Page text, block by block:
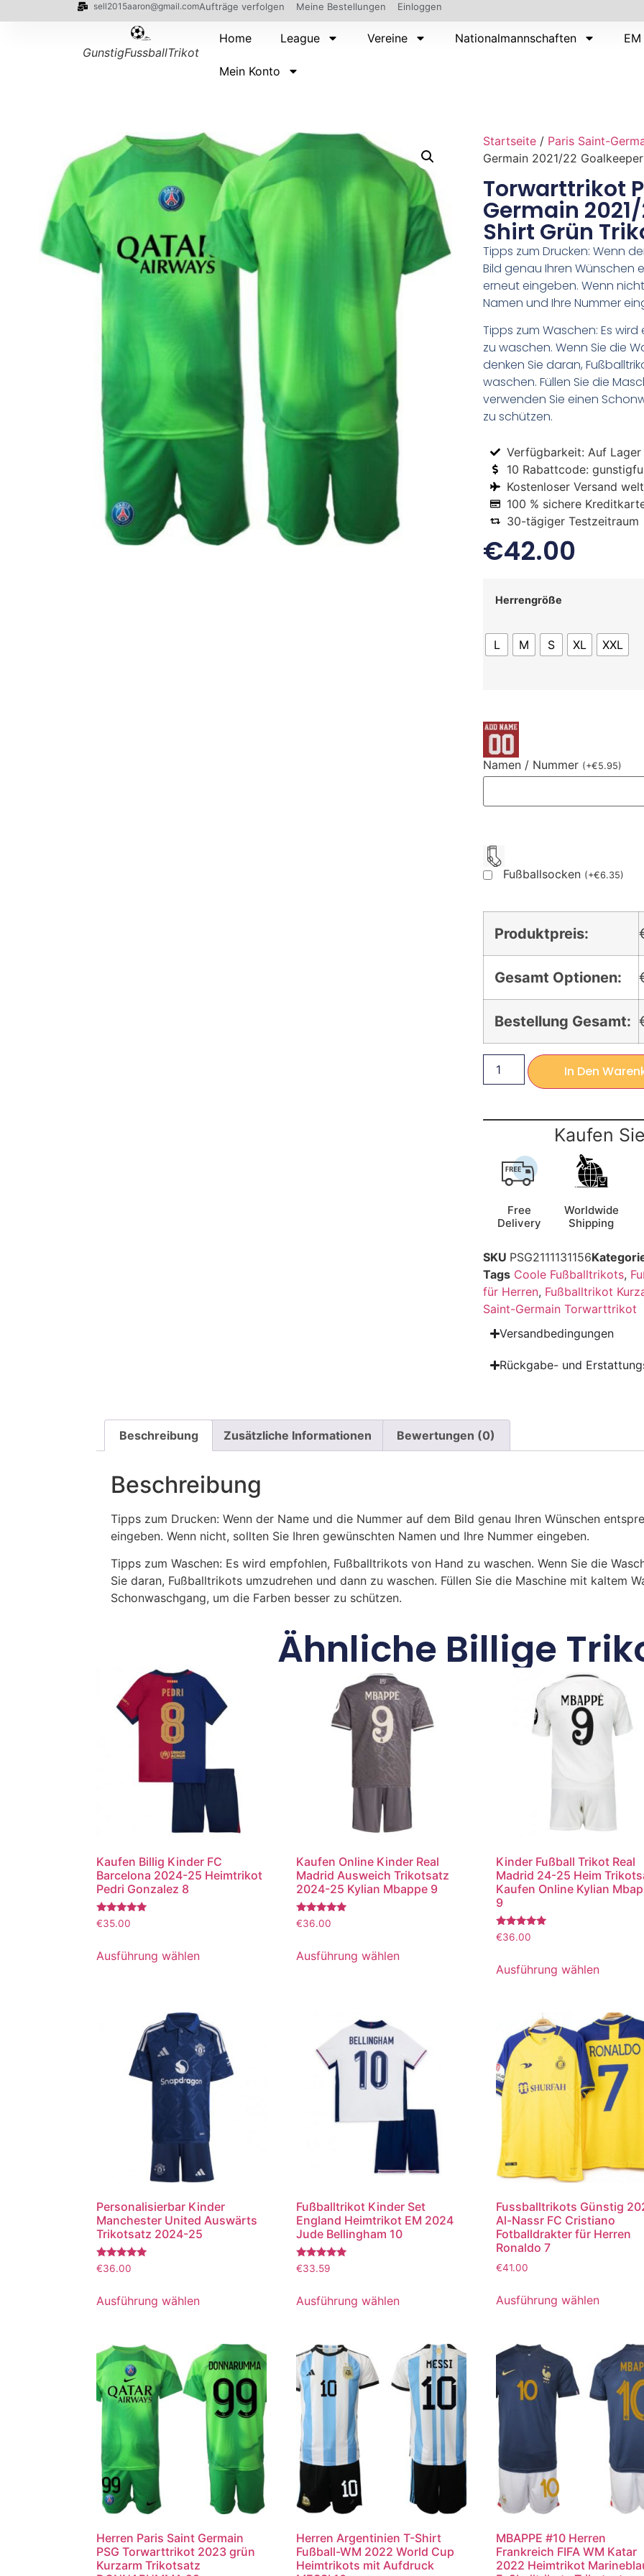
sell2015aaron@gmail.comAufträge verfolgen Meine Bestellungen Einloggen
GunstigFussballTrikot
Home League Vereine Nationalmannschaften
Mein Konto
Startseite / Paris Saint-
Germain 2021/22
Torwarttrikot
Germain
Shirt Grün
Tipps zum Drucken: Wenn
Bild genau Ihren Wünschen
erneut eingeben. Wenn
Namen und Ihre Nummer
Tipps zum Waschen: Es
zu waschen. Wenn Sie die
denken Sie daran,
waschen. Füllen Sie die
verwenden Sie einen
zu schützen.
Verfügbarkeit: Auf Lager
10 Rabattcode:
Kostenloser Versand
100 % sichere
30-tägiger Testzeitraum
€42.00
Herrengröße
L M S XL XXL
Namen / Nummer (+€5.95)
Fußballsocken (+€6.35)
Produktpreis:
Gesamt Optionen:
Bestellung Gesamt:
In Den
Kaufen
Free
Delivery
Worldwide
Shipping
SKU PSG2111131156
Tags Coole Fußballtrikots,
für Herren, Fußballtrikot
Saint-Germain Torwarttrikot
Versandbedingungen
Rückgabe- und
Beschreibung Zusätzliche Informationen Bewertungen (0)
Beschreibung
Tipps zum Drucken: Wenn der Name und die Nummer auf dem Bild genau Ihren Wünschen
eingeben. Wenn nicht, sollten Sie Ihren gewünschten Namen und Ihre Nummer eingeben.
Tipps zum Waschen: Es wird empfohlen, Fußballtrikots von Hand zu waschen. Wenn Sie die
Sie daran, Fußballtrikots umzudrehen und dann zu waschen. Füllen Sie die Maschine mit kaltem
Schonwaschgang, um die Farben besser zu schützen.
Ähnliche Billige
Kaufen Billig Kinder FC
Barcelona 2024-25 Heimtrikot
Pedri Gonzalez 8
Bewertet
mit
von 5
€35.00
Ausführung wählen
Kaufen Online Kinder Real
Madrid Ausweich Trikotsatz
2024-25 Kylian Mbappe 9
Bewertet
mit
von 5
€36.00
Ausführung wählen
Kinder Fußball Trikot Real
Madrid 24-25 Heim
Kaufen Online Kylian
9
Bewertet
mit
von 5
€36.00
Ausführung wählen
Personalisierbar Kinder
Manchester United Auswärts
Trikotsatz 2024-25
Bewertet
mit
von 5
€36.00
Ausführung wählen
Fußballtrikot Kinder Set
England Heimtrikot EM 2024
Jude Bellingham 10
Bewertet
mit
von 5
€33.59
Ausführung wählen
Fussballtrikots Günstig
Al-Nassr FC Cristiano
Fotballdrakter für Herren
Ronaldo 7
€41.00
Ausführung wählen
Herren Paris Saint Germain
PSG Torwarttrikot 2023 grün
Kurzarm Trikotsatz
Herren Argentinien T-Shirt
Fußball-WM 2022 World Cup
Heimtrikots mit Aufdruck
MBAPPE #10 Herren
Frankreich FIFA WM Katar
2022 Heimtrikot